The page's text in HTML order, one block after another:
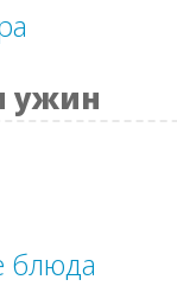
ужин
блюда